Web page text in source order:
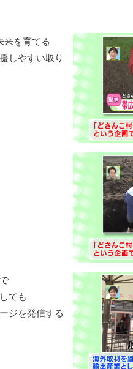
来を育てる
しやすい取り
ても
ジを発信する